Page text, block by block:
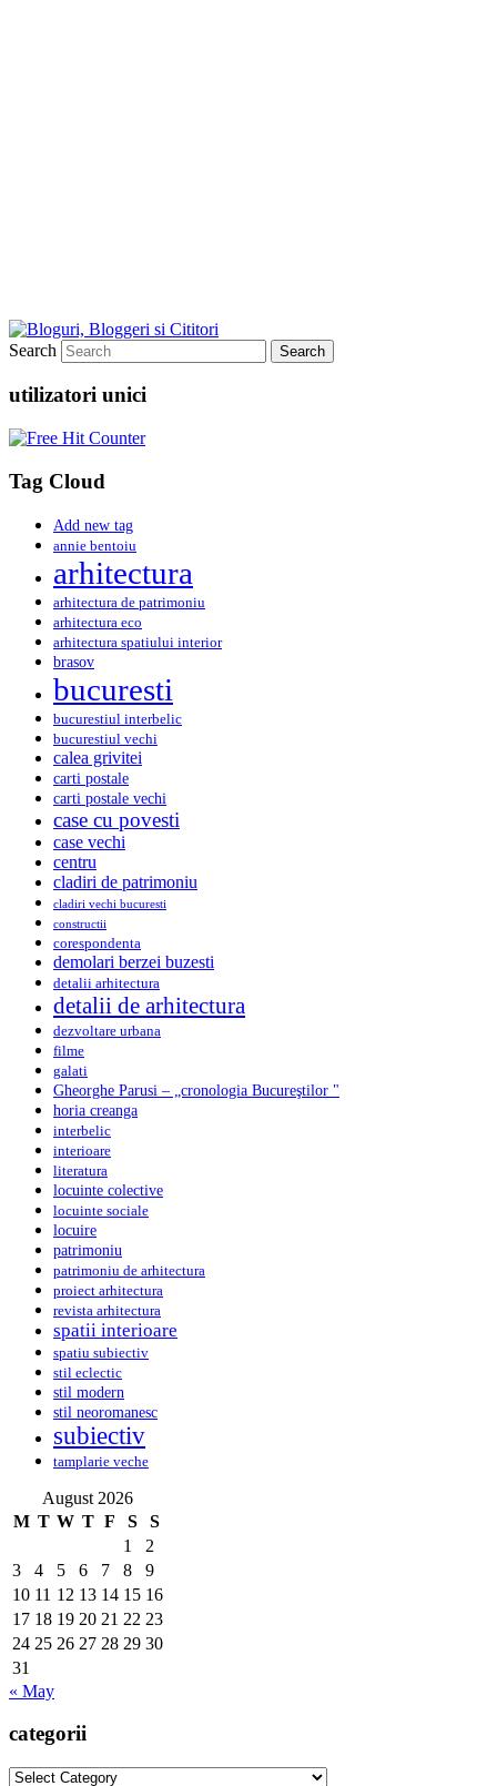
Search
utilizatori unici
Tag Cloud
Add new tag
annie bentoiu
arhitectura
arhitectura de patrimoniu
arhitectura eco
arhitectura spatiului interior
brasov
bucuresti
bucurestiul interbelic
bucurestiul vechi
calea grivitei
carti postale
carti postale vechi
case cu povesti
case vechi
centru
cladiri de patrimoniu
cladiri vechi bucuresti
constructii
corespondenta
demolari berzei buzesti
detalii arhitectura
detalii de arhitectura
dezvoltare urbana
filme
galati
Gheorghe Parusi – „cronologia Bucureştilor "
horia creanga
interbelic
interioare
literatura
locuinte colective
locuinte sociale
locuire
patrimoniu
patrimoniu de arhitectura
proiect arhitectura
revista arhitectura
spatii interioare
spatiu subiectiv
stil eclectic
stil modern
stil neoromanesc
subiectiv
tamplarie veche
August 2026
M T W T F S
S
1
2
3
4 5 6 7 8
9
10 11 12 13 14 15 16
17 18 19 20 21 22 23
24 25 26 27 28 29 30
31
« May
categorii
categorii